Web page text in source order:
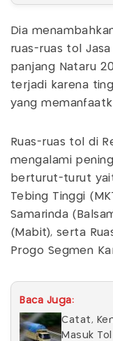
Dia
ruas-ruas tol
panjang Nataru
terjadi karena
yang
Ruas-ruas tol di
mengalami
berturut-turut
Tebing Tinggi
Samarinda
(Mabit), serta
Progo Segmen
Baca Juga:
Catat,
Masuk